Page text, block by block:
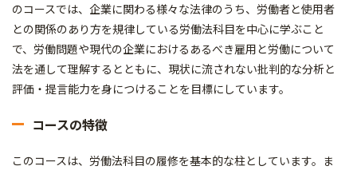
のコースでは、企業に関わる様々な法律のうち、労働者と使用者
との関係のあり方を規律している労働法科目を中心に学ぶこと
で、労働問題や現代の企業におけるあるべき雇用と労働について
法を通して理解するとともに、現状に流されない批判的な分析と
評価・提言能力を身につけることを目標にしています。
コースの特徴
このコースは、労働法科目の履修を基本的な柱としています。ま